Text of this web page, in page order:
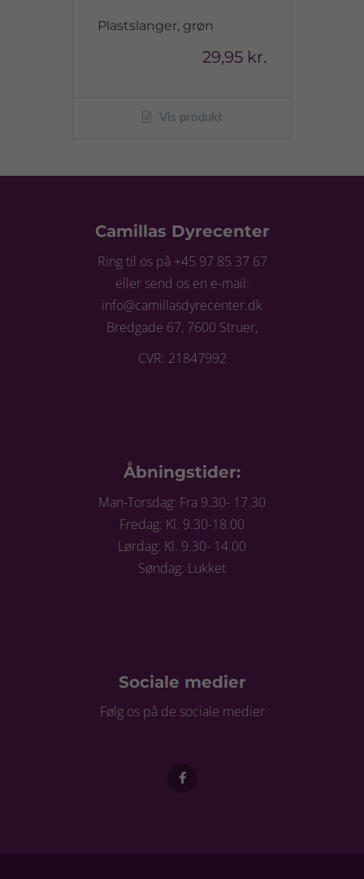
Plastslanger, grøn
29,95 kr.
Vis produkt
Camillas Dyrecenter
Ring til os på +45 97 85 37 67
eller send os en e-mail:
info@camillasdyrecenter.dk
Bredgade 67, 7600 Struer,
CVR: 21847992
Åbningstider:
Man-Torsdag: Fra 9.30- 17.30
Fredag: Kl. 9.30-18.00
Lørdag: Kl. 9.30- 14.00
Søndag: Lukket
Sociale medier
Følg os på de sociale medier